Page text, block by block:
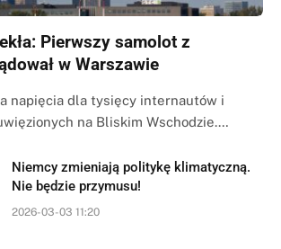
Pierwszy samolot z
w Warszawie
napięcia dla tysięcy internautów i
na Bliskim Wschodzie.…
Niemcy zmieniają politykę klimatyczną.
Nie będzie przymusu!
2026-03-03 11:20